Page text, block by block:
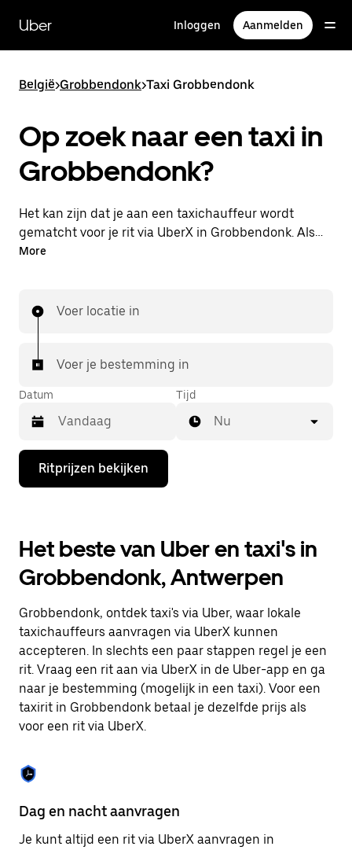
naar
hoofdinhoud
Uber Inloggen Aanmelden
België>Grobbendonk>Taxi Grobbendonk
Op zoek naar een taxi in
Grobbendonk?
Het kan zijn dat je aan een taxichauffeur wordt
gematcht voor je rit via UberX in Grobbendonk. Als
dat zo is, profiteer je van dezelfde 24/7
je bestemming.
More
Voer locatie in
Voer je bestemming in
Datum
Druk
de
de
agenda
te
openen
een
datum
selecteren.
Druk
op
Escape
om
de
sluiten.
Tijd
Nu
Ritprijzen bekijken
Het beste van Uber en taxi's in
Grobbendonk, Antwerpen
Grobbendonk, ontdek taxi's via Uber, waar lokale
taxichauffeurs aanvragen via UberX kunnen
accepteren. In slechts een paar stappen regel je een
rit. Vraag een rit aan via UberX in de Uber-app en ga
naar je bestemming (mogelijk in een taxi). Voor een
taxirit in Grobbendonk betaal je dezelfde prijs als
voor een rit via UberX.
Dag en nacht aanvragen
Je kunt altijd een rit via UberX aanvragen in